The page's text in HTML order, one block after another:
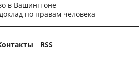
в Вашингтоне
по правам человека
RSS